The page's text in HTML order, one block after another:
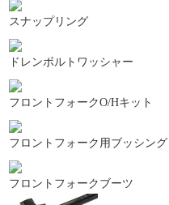
スナップリング
ドレンボルトワッシャー
フロントフォークO/Hキット
フロントフォーク用ブッシング
フロントフォークブーツ